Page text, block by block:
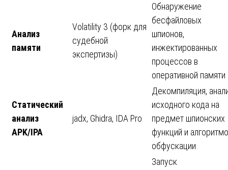
Анализ
памяти
Volatility 3 (форк для
судебной
экспертизы)
Обнаружение
бесфайловых
шпионов,
инжектированных
процессов в
оперативной памяти
Статический
анализ
APK/IPA
jadx, Ghidra, IDA Pro
Декомпиляция,
исходного кода на
предмет шпионских
функций и
обфускации
Запуск